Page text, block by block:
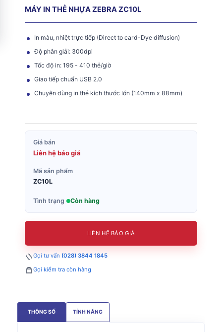
MÁY IN THẺ NHỰA ZEBRA ZC10L
In màu, nhiệt trực tiếp (Direct to card-Dye diffusion)
Độ phân giải: 300dpi
Tốc độ in: 195 - 410 thẻ/giờ
Giao tiếp chuẩn USB 2.0
Chuyên dùng in thẻ kích thước lớn (140mm x 88mm)
Giá bán
Liên hệ báo giá
Mã sản phẩm
ZC10L
Tình trạng Còn hàng
LIÊN HỆ BÁO GIÁ
Gọi tư vấn (028) 3844 1845
Gọi kiểm tra còn hàng
THÔNG SỐ TÍNH NĂNG